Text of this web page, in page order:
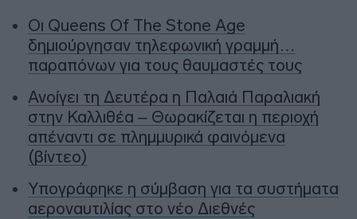
Οι Queens Of The Stone Age
δημιούργησαν τηλεφωνική γραμμή…
παραπόνων για τους θαυμαστές τους
Ανοίγει τη Δευτέρα η Παλαιά Παραλιακή
στην Καλλιθέα – Θωρακίζεται η περιοχή
απέναντι σε πλημμυρικά φαινόμενα
(βίντεο)
Υπογράφηκε η σύμβαση για τα συστήματα
αεροναυτιλίας στο νέο Διεθνές